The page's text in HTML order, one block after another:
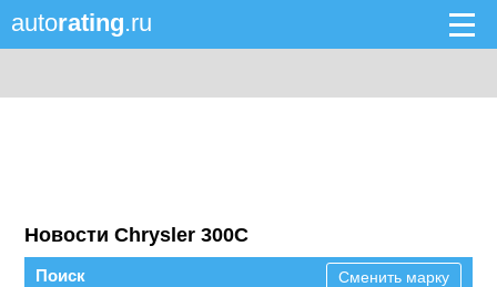
autorating.ru
Новости Chrysler 300C
Поиск Сменить марку